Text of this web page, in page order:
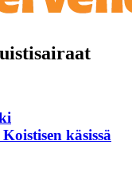
käsissä